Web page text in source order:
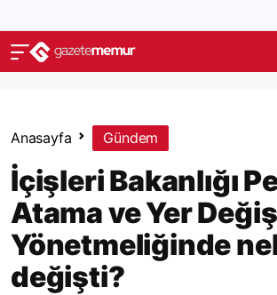
Anasayfa Gündem
İçişleri Bakanlığı
Atama ve Yer
Yönetmeliğinde
değişti?